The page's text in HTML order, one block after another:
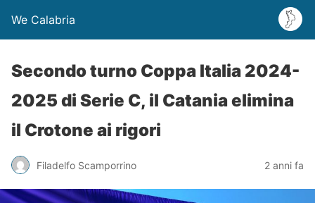
We Calabria
Secondo turno Coppa Italia 2024-
2025 di Serie C, il Catania elimina
il Crotone ai rigori
Filadelfo Scamporrino 2 anni fa